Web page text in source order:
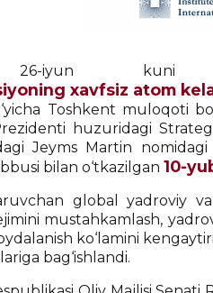
26-iyun kuni
xavfsiz atom
Toshkent muloqoti
huzuridagi
Jeyms Martin
bilan o‘tkazilgan 10-
global yadroviy
mustahkamlash,
ko‘lamini
bag‘ishlandi.